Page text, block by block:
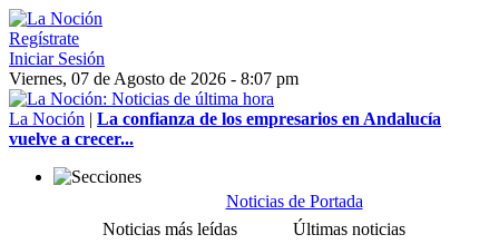
Regístrate
Iniciar Sesión
Viernes, 07 de Agosto de 2026 - 8:07 pm
La Noción | La confianza de los empresarios en Andalucía
vuelve a crecer...
Noticias de Portada
Noticias más leídas
Últimas noticias